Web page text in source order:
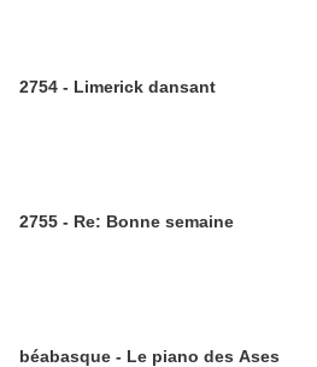
2754 - Limerick dansant
2755 - Re: Bonne semaine
béabasque - Le piano des Ases